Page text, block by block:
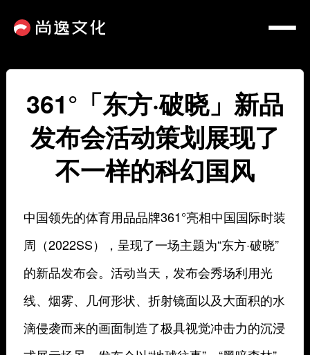
361°「东方·破晓」新品
发布会活动策划展现了
不一样的科幻国风
中国领先的体育用品品牌361°亮相中国国际时装
周（2022SS），呈现了一场主题为“东方·破晓”
的新品发布会。活动当天，发布会秀场利用光
线、烟雾、几何形状、折射镜面以及大面积的水
滴侵袭而来的画面制造了极具视觉冲击力的沉浸